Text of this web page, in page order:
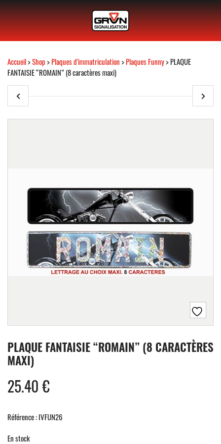
Accueil>Shop>Plaques d'immatriculation>Plaques Funny> PLAQUE
FANTAISIE “ROMAIN” (8 caractères maxi)
PLAQUE FANTAISIE “ROMAIN” (8 CARACTÈRES
MAXI)
25.40€
Référence : IVFUN26
En stock